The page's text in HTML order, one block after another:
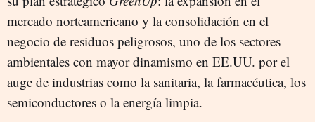
mercado norteamericano y la consolidación en el
negocio de residuos peligrosos, uno de los sectores
ambientales con mayor dinamismo en EE.UU. por el
auge de industrias como la sanitaria, la farmacéutica, los
semiconductores o la energía limpia.